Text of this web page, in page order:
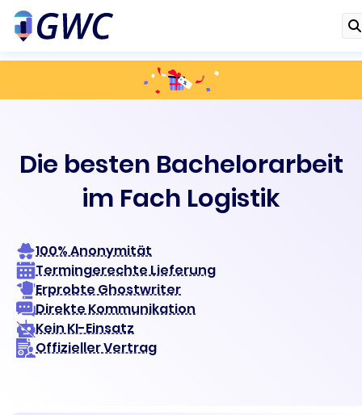
Die besten Bachelorarbeit
im Fach Logistik
100% Anonymität
Termingerechte Lieferung
Erprobte Ghostwriter
Direkte Kommunikation
Kein KI-Einsatz
Offizieller Vertrag